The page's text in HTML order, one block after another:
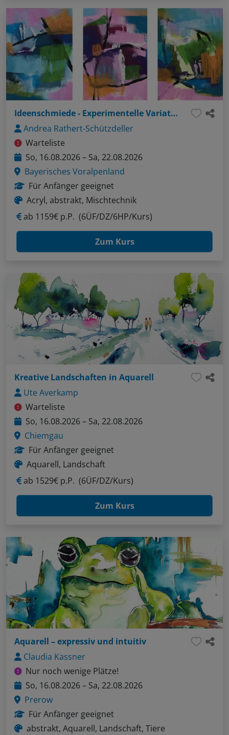
Ideenschmiede - Experimentelle Variationen
Andrea Rathert-Schützdeller
Warteliste
So, 16.08.2026 – Sa, 22.08.2026
Bayerisches Voralpenland
Für Anfänger geeignet
Acryl, abstrakt, Mischtechnik
ab 1159€ p.P. (6ÜF/DZ/6HP/Kurs)
Zum Kurs
Kreative Landschaften in Aquarell
Ute Averkamp
Warteliste
So, 16.08.2026 – Sa, 22.08.2026
Chiemgau
Für Anfänger geeignet
Aquarell, Landschaft
ab 1529€ p.P. (6ÜF/DZ/Kurs)
Zum Kurs
Aquarell – expressiv und intuitiv
Claudia Kassner
Nur noch wenige Plätze!
So, 16.08.2026 – Sa, 22.08.2026
Prerow
Für Anfänger geeignet
abstrakt, Aquarell, Landschaft, Tiere